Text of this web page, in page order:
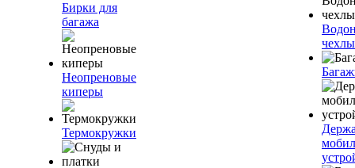
Бирки для
багажа
Неопреновые
киперы
Термокружки